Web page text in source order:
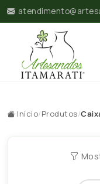
Início/Produtos/